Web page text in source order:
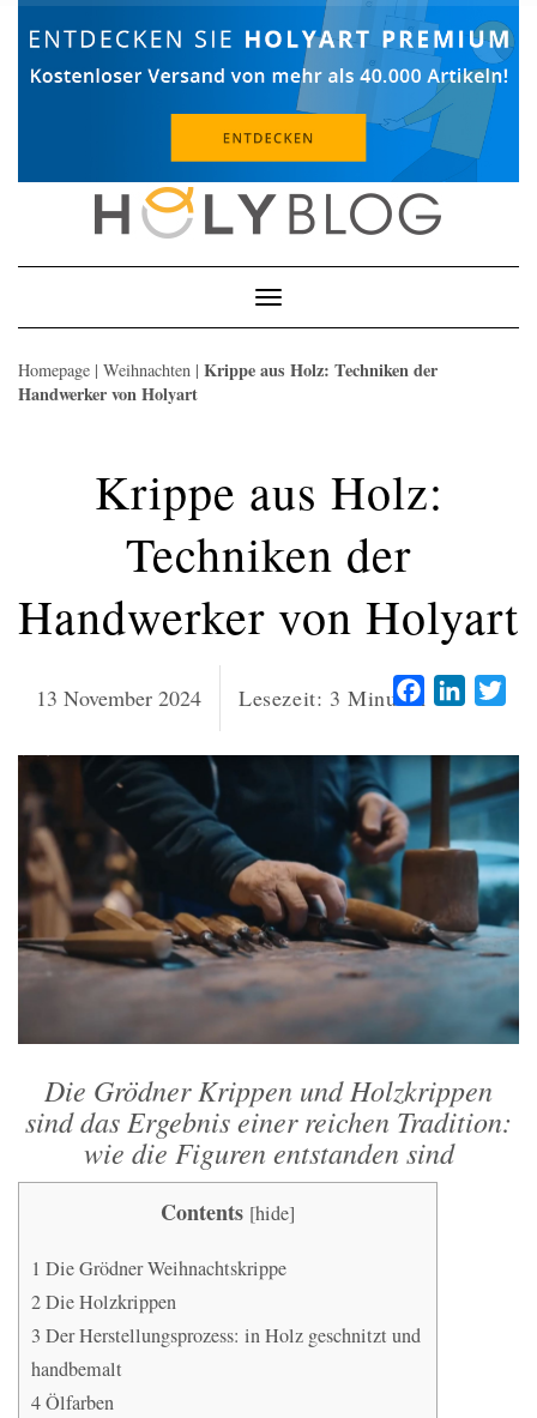
Toggle
Navigation
Homepage | Weihnachten | Krippe aus Holz: Techniken der
Handwerker von Holyart
Krippe aus Holz:
Techniken der
Handwerker von Holyart
13 November 2024 Lesezeit: 3 Minuten Facebook
Die Grödner Krippen und Holzkrippen
sind das Ergebnis einer reichen Tradition:
wie die Figuren entstanden sind
Contents [hide]
1 Die Grödner Weihnachtskrippe
2Die Holzkrippen
3 Der Herstellungsprozess: in Holz geschnitzt und
handbemalt
4Ölfarben